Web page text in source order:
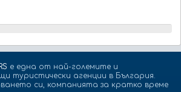
е една от най-големите и
туристически агенции в България.
си, компанията за кратко време